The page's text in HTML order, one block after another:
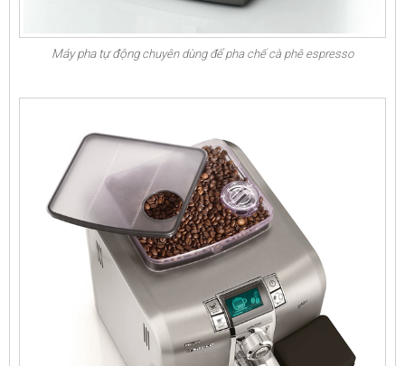
Máy pha tự động chuyên dùng để pha chế cà phê espresso